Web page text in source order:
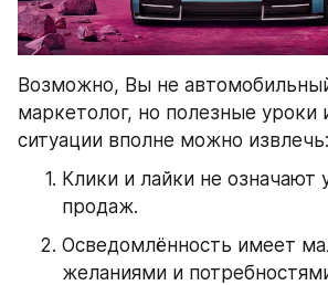
Возможно, Вы не
маркетолог, но полезные уроки
ситуации вполне можно извлечь:
Клики и лайки не означают
продаж.
Осведомлённость имеет
желаниями и